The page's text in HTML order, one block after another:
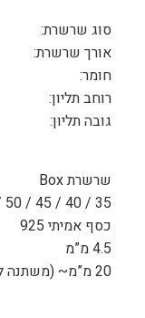
סוג שרשרת:
אורך שרשרת:
חומר:
רוחב תליון:
גובה תליון:
שרשרת Box
35 / 40 / 45 / 50 / 55 ס”מ
כסף אמיתי 925
4.5 מ”מ
20 מ”מ~ (משתנה לפי השם)